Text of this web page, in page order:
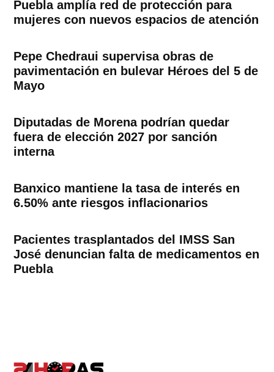
Puebla amplía red de protección para
mujeres con nuevos espacios de atención
Pepe Chedraui supervisa obras de
pavimentación en bulevar Héroes del 5 de
Mayo
Diputadas de Morena podrían quedar
fuera de elección 2027 por sanción
interna
Banxico mantiene la tasa de interés en
6.50% ante riesgos inflacionarios
Pacientes trasplantados del IMSS San
José denuncian falta de medicamentos en
Puebla